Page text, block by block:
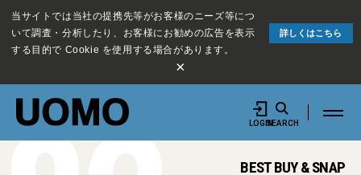
当サイトでは当社の提携先等がお客様のニーズ等につ
いて調査・分析したり、お客様にお勧めの広告を表示
する目的で Cookie を使用する場合があります。
詳しくはこちら
×
LOGINSEARCH
BEST BUY & SNAP